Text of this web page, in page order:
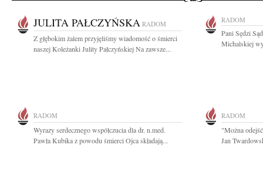
JULITA PAŁCZYŃSKA RADOM
Z głębokim żalem przyjęliśmy wiadomość o śmierci
naszej Koleżanki Julity Pałczyńskiej Na zawsze...
RADOM
Pani Sędzi
Michalskiej
RADOM
Wyrazy serdecznego współczucia dla dr. n.med.
Pawła Kubika z powodu śmierci Ojca składają...
RADOM
"Można
Jan